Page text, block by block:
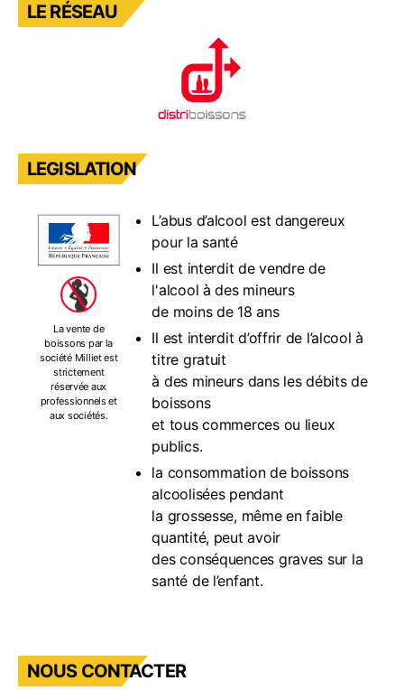
LE RÉSEAU
LEGISLATION
La vente de
boissons par la
société Milliet est
strictement
réservée aux
professionnels et
aux sociétés.
L’abus d’alcool est dangereux
pour la santé
Il est interdit de vendre de
l'alcool à des mineurs
de moins de 18 ans
Il est interdit d’offrir de l’alcool à
titre gratuit
à des mineurs dans les débits de
boissons
et tous commerces ou lieux
publics.
la consommation de boissons
alcoolisées pendant
la grossesse, même en faible
quantité, peut avoir
des conséquences graves sur la
santé de l’enfant.
NOUS CONTACTER